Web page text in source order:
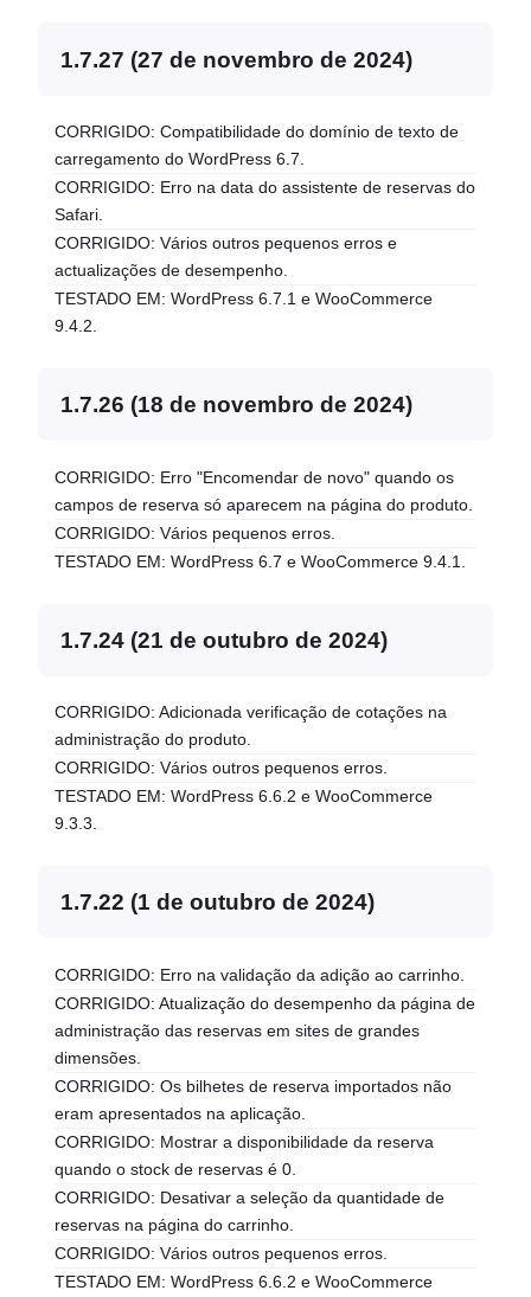
1.7.27 (27 de novembro de 2024)
CORRIGIDO: Compatibilidade do domínio de texto de
carregamento do WordPress 6.7.
CORRIGIDO: Erro na data do assistente de reservas do
Safari.
CORRIGIDO: Vários outros pequenos erros e
actualizações de desempenho.
TESTADO EM: WordPress 6.7.1 e WooCommerce
9.4.2.
1.7.26 (18 de novembro de 2024)
CORRIGIDO: Erro "Encomendar de novo" quando os
campos de reserva só aparecem na página do produto.
CORRIGIDO: Vários pequenos erros.
TESTADO EM: WordPress 6.7 e WooCommerce 9.4.1.
1.7.24 (21 de outubro de 2024)
CORRIGIDO: Adicionada verificação de cotações na
administração do produto.
CORRIGIDO: Vários outros pequenos erros.
TESTADO EM: WordPress 6.6.2 e WooCommerce
9.3.3.
1.7.22 (1 de outubro de 2024)
CORRIGIDO: Erro na validação da adição ao carrinho.
CORRIGIDO: Atualização do desempenho da página de
administração das reservas em sites de grandes
dimensões.
CORRIGIDO: Os bilhetes de reserva importados não
eram apresentados na aplicação.
CORRIGIDO: Mostrar a disponibilidade da reserva
quando o stock de reservas é 0.
CORRIGIDO: Desativar a seleção da quantidade de
reservas na página do carrinho.
CORRIGIDO: Vários outros pequenos erros.
TESTADO EM: WordPress 6.6.2 e WooCommerce